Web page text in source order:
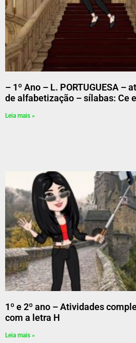
– 1º Ano – L. PORTUGUESA –
de alfabetização – sílabas: Ce
Leia mais »
1º e 2º ano – Atividades
com a letra H
Leia mais »